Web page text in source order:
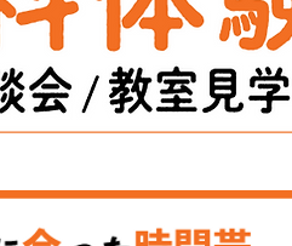
3年生クラス募集